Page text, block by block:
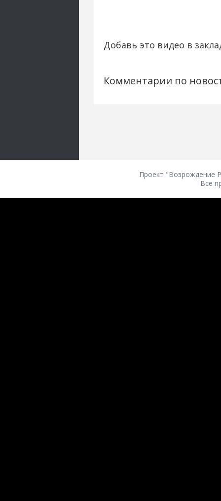
Добавь это видео в
Комментарии по
Проект "Возрождение
Все